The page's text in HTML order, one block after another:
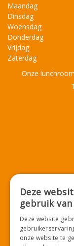
Maandag
Dinsdag
Woensdag
Donderdag
Vrijdag
Zaterdag
Onze
Deze
gebruik
Deze website
onze website te